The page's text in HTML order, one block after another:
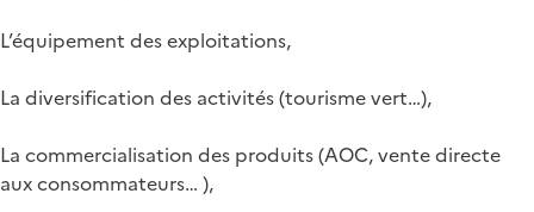
L’équipement des exploitations,
La diversification des activités (tourisme vert…),
La commercialisation des produits (AOC, vente directe
aux consommateurs… ),